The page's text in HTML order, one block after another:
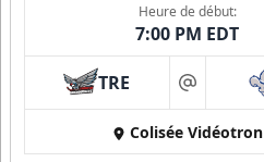
Heure de début:
7:00 PM EDT
TRE at
Colisée Vidéotron